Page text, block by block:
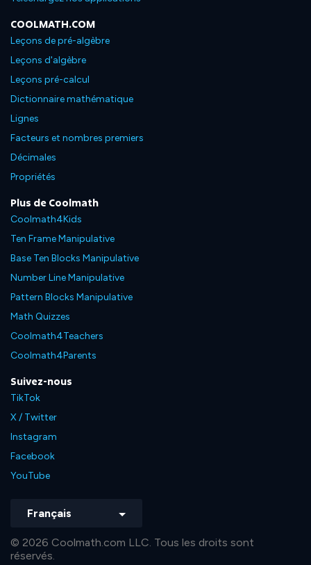
COOLMATH.COM
Leçons de pré-algèbre
Leçons d'algèbre
Leçons pré-calcul
Dictionnaire mathématique
Lignes
Facteurs et nombres premiers
Décimales
Propriétés
Plus de Coolmath
Coolmath4Kids
Ten Frame Manipulative
Base Ten Blocks Manipulative
Number Line Manipulative
Pattern Blocks Manipulative
Math Quizzes
Coolmath4Teachers
Coolmath4Parents
Suivez-nous
TikTok
X / Twitter
Instagram
Facebook
YouTube
Français
© 2026 Coolmath.com LLC. Tous les droits sont
réservés.